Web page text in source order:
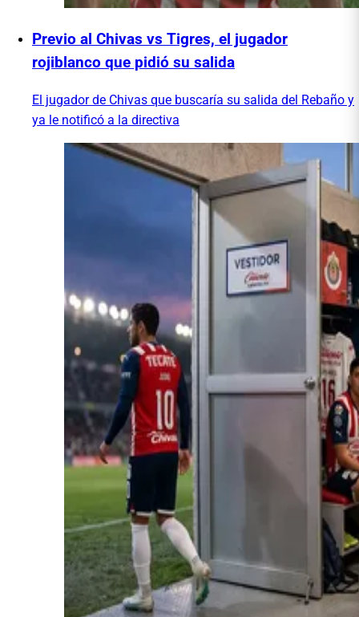
Previo al Chivas vs Tigres, el jugador
rojiblanco que pidió su salida
El jugador de Chivas que buscaría su salida del Rebaño y
ya le notificó a la directiva